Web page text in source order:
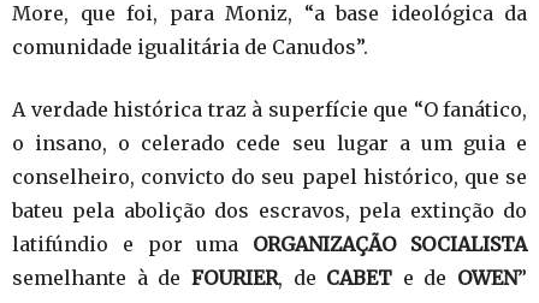
More, que foi, para Moniz, “a base ideológica da
comunidade igualitária de Canudos”.
A verdade histórica traz à superfície que “O fanático,
o insano, o celerado cede seu lugar a um guia e
conselheiro, convicto do seu papel histórico, que se
bateu pela abolição dos escravos, pela extinção do
latifúndio e por uma ORGANIZAÇÃO SOCIALISTA
semelhante à de FOURIER, de CABET e de OWEN”